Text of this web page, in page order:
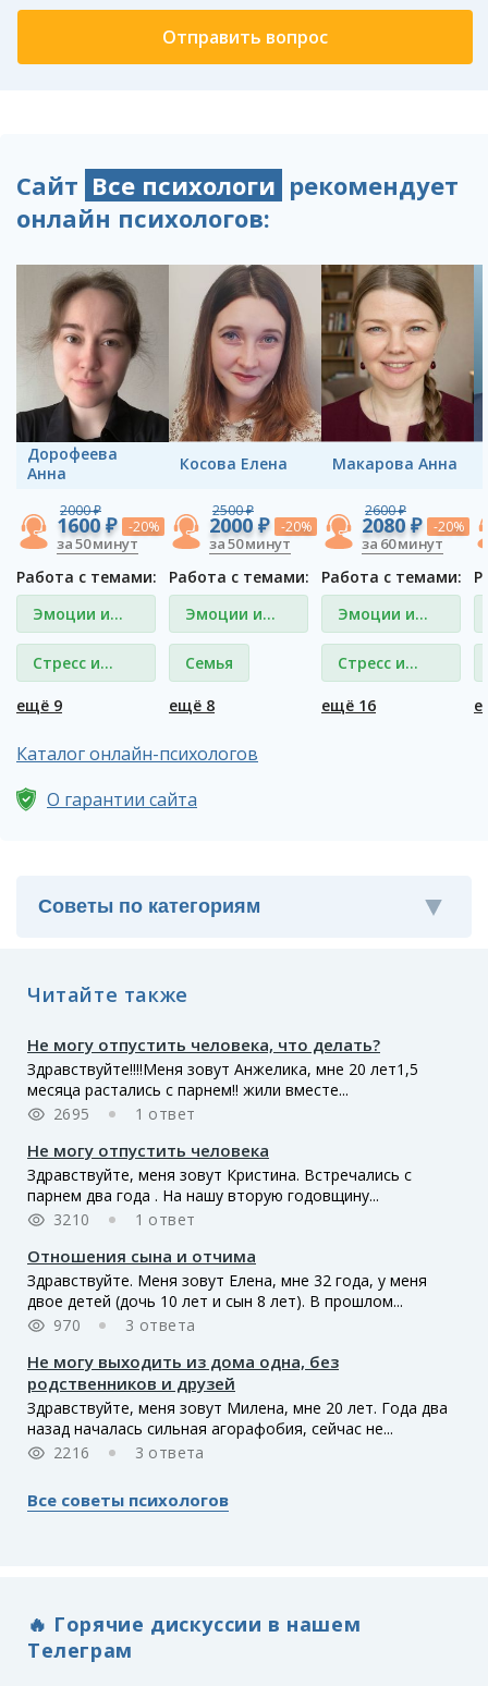
Сайт Все психологи рекомендует
онлайн психологов:
Дорофеева
Анна
2000 ₽
1600 ₽ -20%
за 50 минут
Работа с темами:
Эмоции и
чувства
Стресс и
депрессия
ещё 9
Косова Елена
2500 ₽
2000 ₽ -20%
за 50 минут
Работа с темами:
Эмоции и
чувства
Семья
ещё 8
Макарова Анна
2600 ₽
2080 ₽ -20%
за 60 минут
Работа с темами:
Эмоции и
чувства
Стресс и
депрессия
ещё 16
Каталог онлайн-психологов
О гарантии сайта
Читайте также
Не могу отпустить человека, что делать?
Здравствуйте!!!!Меня зовут Анжелика, мне 20 лет1,5
месяца растались с парнем!! жили вместе...
2695
1 ответ
Не могу отпустить человека
Здравствуйте, меня зовут Кристина. Встречались с
парнем два года . На нашу вторую годовщину...
3210
1 ответ
Отношения сына и отчима
Здравствуйте. Меня зовут Елена, мне 32 года, у меня
двое детей (дочь 10 лет и сын 8 лет). В прошлом...
970
3 ответа
Не могу выходить из дома одна, без
родственников и друзей
Здравствуйте, меня зовут Милена, мне 20 лет. Года два
назад началась сильная агорафобия, сейчас не...
2216
3 ответа
Все советы психологов
🔥 Горячие дискуссии в нашем
Телеграм